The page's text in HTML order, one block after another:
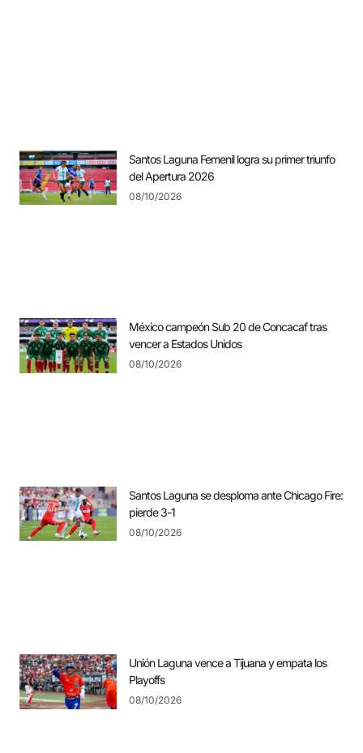
Santos Laguna Femenil logra su primer triunfo
del Apertura 2026
08/10/2026
México campeón Sub 20 de Concacaf tras
vencer a Estados Unidos
08/10/2026
Santos Laguna se desploma ante Chicago Fire:
pierde 3-1
08/10/2026
Unión Laguna vence a Tijuana y empata los
Playoffs
08/10/2026